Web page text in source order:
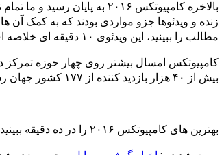
بالاخره کامپیوتکس ۲۰۱۶
زنده و ویدئوها جزو مواردی بودند که به کمک
مطالب را ببینید، این ویدئوی ۱۰ دقیقه ای خلاصه ای از بهترین های کامپیوتکس را از پیش چشمان شما عبور می دهد!
بیش از ۴۰ هزار بازدید کننده از ۱۷۷ کشور جهان رسیده است. همچنین تعداد غرفه های نمایشگاه امسال حدود ۵۰۰۰ غرفه بوده که ۲۳ درصد آنها برای اولین بار در این نمایشگاه حضور داشته اند.
بهترین های کامپیوتکس ۲۰۱۶ را در ده دقیقه ببینید!